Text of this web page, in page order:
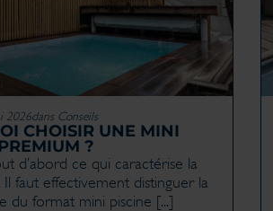
2026dans Conseils
CHOISIR UNE MINI
?
d’abord ce qui caractérise la
Il faut effectivement distinguer la
du format mini piscine [...]